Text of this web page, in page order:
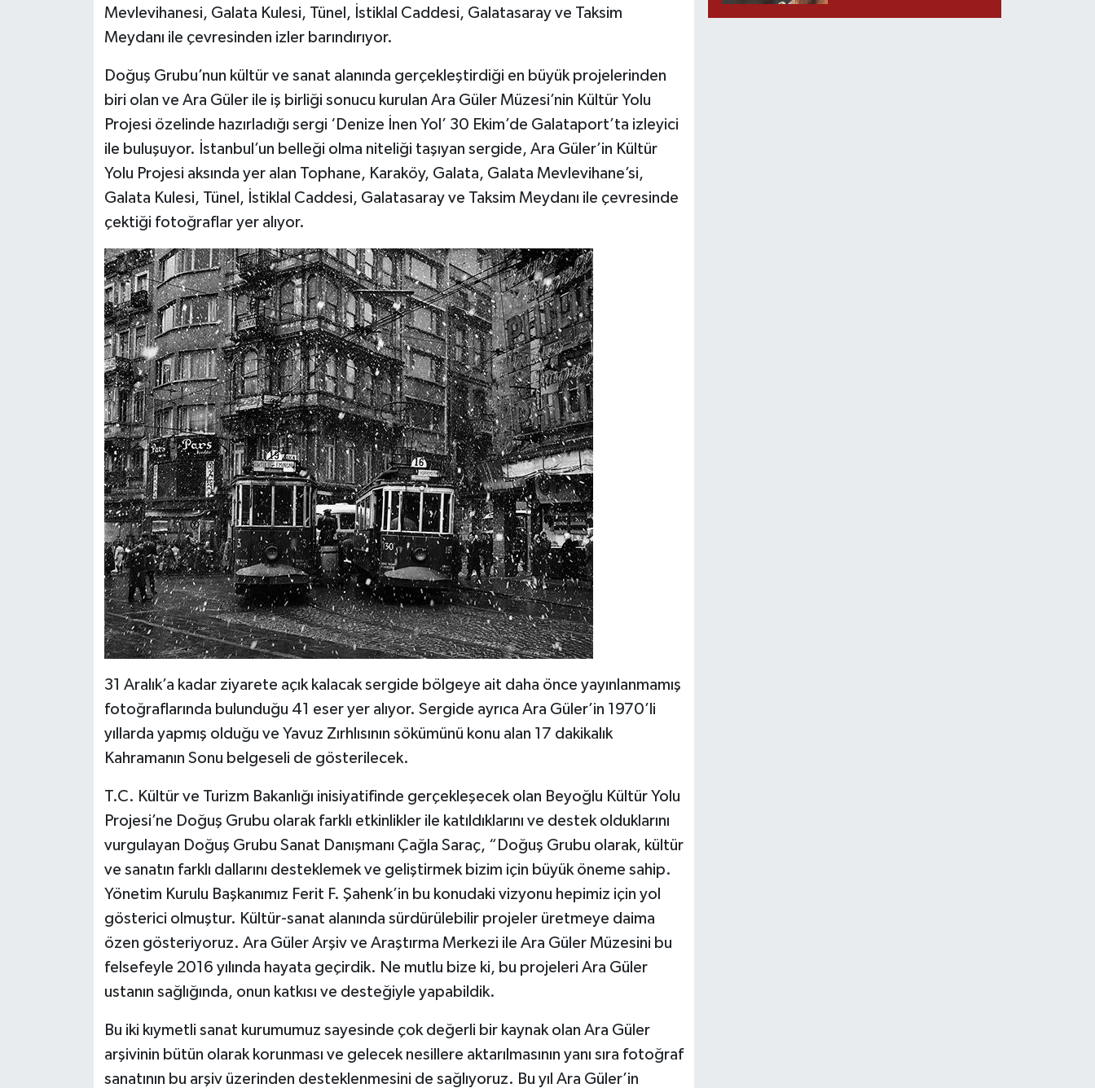
Mevlevihanesi, Galata Kulesi, Tünel, İstiklal Caddesi, Galatasaray ve Taksim
Meydanı ile çevresinden izler barındırıyor.
Doğuş Grubu’nun kültür ve sanat alanında gerçekleştirdiği en büyük projelerinden
biri olan ve Ara Güler ile iş birliği sonucu kurulan Ara Güler Müzesi’nin Kültür Yolu
Projesi özelinde hazırladığı sergi ‘Denize İnen Yol’ 30 Ekim’de Galataport’ta izleyici
ile buluşuyor. İstanbul’un belleği olma niteliği taşıyan sergide, Ara Güler’in Kültür
Yolu Projesi aksında yer alan Tophane, Karaköy, Galata, Galata Mevlevihane’si,
Galata Kulesi, Tünel, İstiklal Caddesi, Galatasaray ve Taksim Meydanı ile çevresinde
çektiği fotoğraflar yer alıyor.
31 Aralık’a kadar ziyarete açık kalacak sergide bölgeye ait daha önce yayınlanmamış
fotoğraflarında bulunduğu 41 eser yer alıyor. Sergide ayrıca Ara Güler’in 1970’li
yıllarda yapmış olduğu ve Yavuz Zırhlısının sökümünü konu alan 17 dakikalık
Kahramanın Sonu belgeseli de gösterilecek.
T.C. Kültür ve Turizm Bakanlığı inisiyatifinde gerçekleşecek olan Beyoğlu Kültür Yolu
Projesi’ne Doğuş Grubu olarak farklı etkinlikler ile katıldıklarını ve destek olduklarını
vurgulayan Doğuş Grubu Sanat Danışmanı Çağla Saraç, “Doğuş Grubu olarak, kültür
ve sanatın farklı dallarını desteklemek ve geliştirmek bizim için büyük öneme sahip.
Yönetim Kurulu Başkanımız Ferit F. Şahenk’in bu konudaki vizyonu hepimiz için yol
gösterici olmuştur. Kültür-sanat alanında sürdürülebilir projeler üretmeye daima
özen gösteriyoruz. Ara Güler Arşiv ve Araştırma Merkezi ile Ara Güler Müzesini bu
felsefeyle 2016 yılında hayata geçirdik. Ne mutlu bize ki, bu projeleri Ara Güler
ustanın sağlığında, onun katkısı ve desteğiyle yapabildik.
Bu iki kıymetli sanat kurumumuz sayesinde çok değerli bir kaynak olan Ara Güler
arşivinin bütün olarak korunması ve gelecek nesillere aktarılmasının yanı sıra fotoğraf
sanatının bu arşiv üzerinden desteklenmesini de sağlıyoruz. Bu yıl Ara Güler’in